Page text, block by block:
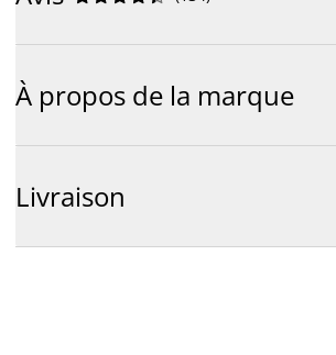
À propos de la marque
Livraison